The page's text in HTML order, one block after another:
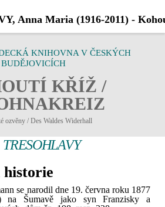
KNIHOVNA V ČESKÝCH
BUDĚJOVICÍCH
KŘÍŽ /
ozvěny / Des Waldes Widerhall
se narodil dne 19. června roku 1877
na Šumavě jako syn Franzisky a
Anna Maria (1916-2011) -